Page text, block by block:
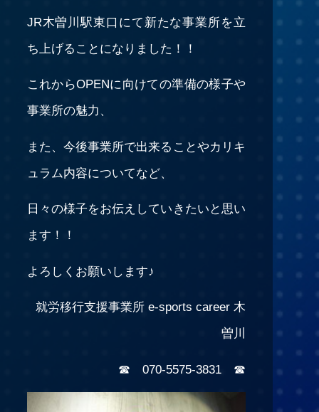
JR木曽川駅東口にて新たな事業所を立
ち上げることになりました！！
これからOPENに向けての準備の様子や
事業所の魅力、
また、今後事業所で出来ることやカリキ
ュラム内容についてなど、
日々の様子をお伝えしていきたいと思い
ます！！
よろしくお願いします♪
就労移行支援事業所 e-sports career 木
曽川
☎ 070-5575-3831 ☎